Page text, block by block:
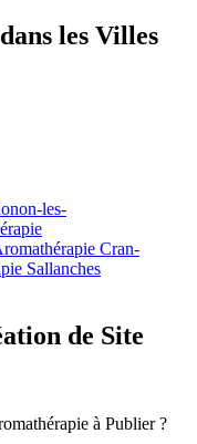
les Villes
les-
Cran-
Sallanches
de Site
à Publier ?